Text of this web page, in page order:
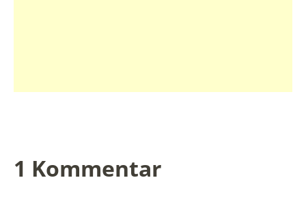
1 Kommentar